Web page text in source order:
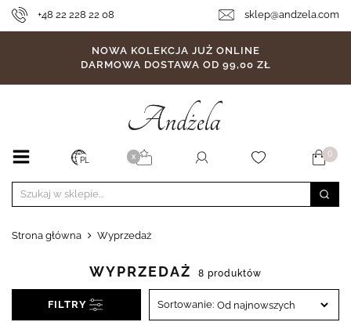
+48 22 228 22 08 sklep@andzela.com
NOWA KOLEKCJA JUŻ ONLINE
DARMOWA DOSTAWA OD 99,00 ZŁ
PL X 0
Strona główna Wyprzedaż
WYPRZEDAŻ 8 produktów
FILTRY Sortowanie: